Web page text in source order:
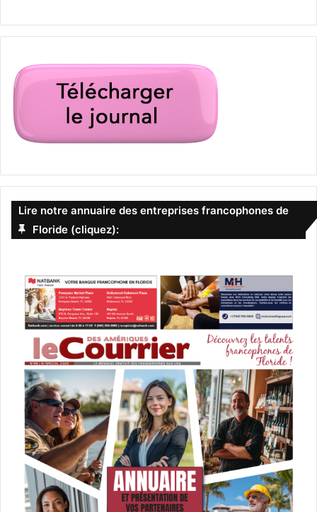
Lire notre annuaire des entreprises francophones de
Floride (cliquez):